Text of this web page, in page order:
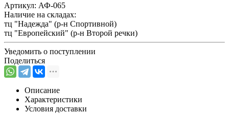
Артикул: АФ-065
Наличие на складах:
тц "Надежда" (р-н Спортивной)
тц "Европейский" (р-н Второй речки)
Уведомить о поступлении
Поделиться
Описание
Характеристики
Условия доставки